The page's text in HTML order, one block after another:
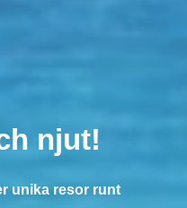
njut!
unika resor runt